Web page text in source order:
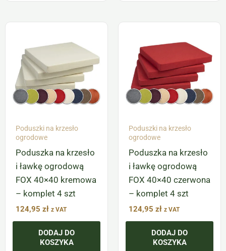
Poduszki na krzesło
ogrodowe
Poduszka na krzesło
i ławkę ogrodową
FOX 40×40 kremowa
– komplet 4 szt
124,95 zł z VAT
DODAJ DO
KOSZYKA
Poduszki na krzesło
ogrodowe
Poduszka na krzesło
i ławkę ogrodową
FOX 40×40 czerwona
– komplet 4 szt
124,95 zł z VAT
DODAJ DO
KOSZYKA